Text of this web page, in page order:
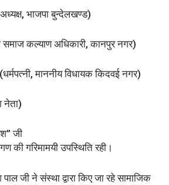
भाजपा बुन्देलखण्ड)
समाज कल्याण अधिकारी, कानपुर नगर)
माननीय विधायक किदवई नगर)
नेता)
जी
की गरिमामयी उपस्थिति रही।
जी ने संस्था द्वारा किए जा रहे सामाजिक